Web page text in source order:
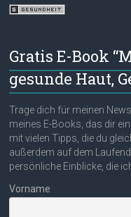
Gratis E-Book
gesunde Haut,
Trage dich für meinen
meines E-Books, das dir
mit vielen Tipps, die du
außerdem auf dem
persönliche Einblicke, die
Vorname